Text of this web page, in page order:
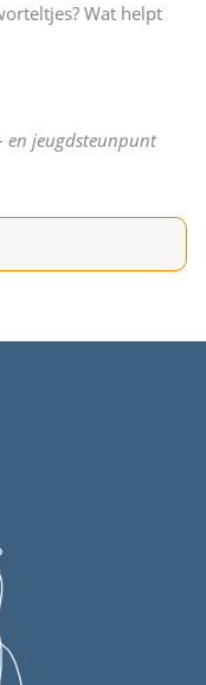
Wat helpt
en jeugdsteunpunt